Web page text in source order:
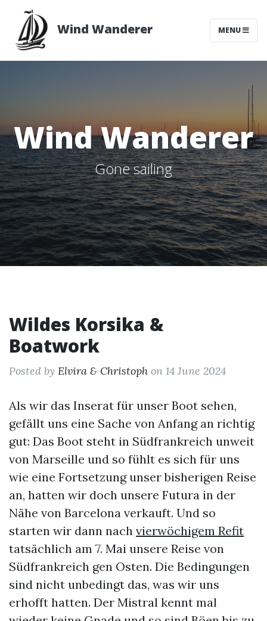
Wind Wanderer MENU
Wind Wanderer
Gone sailing
Wildes Korsika &
Boatwork
Posted by Elvira & Christoph on 14 June 2024
Als wir das Inserat für unser Boot sehen,
gefällt uns eine Sache von Anfang an richtig
gut: Das Boot steht in Südfrankreich unweit
von Marseille und so fühlt es sich für uns
wie eine Fortsetzung unser bisherigen Reise
an, hatten wir doch unsere Futura in der
Nähe von Barcelona verkauft. Und so
starten wir dann nach vierwöchigem Refit
tatsächlich am 7. Mai unsere Reise von
Südfrankreich gen Osten. Die Bedingungen
sind nicht unbedingt das, was wir uns
erhofft hatten. Der Mistral kennt mal